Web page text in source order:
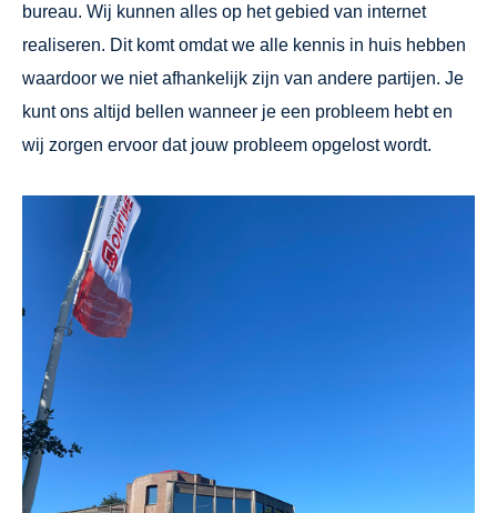
bureau. Wij kunnen alles op het gebied van internet
realiseren. Dit komt omdat we alle kennis in huis hebben
waardoor we niet afhankelijk zijn van andere partijen. Je
kunt ons altijd bellen wanneer je een probleem hebt en
wij zorgen ervoor dat jouw probleem opgelost wordt.